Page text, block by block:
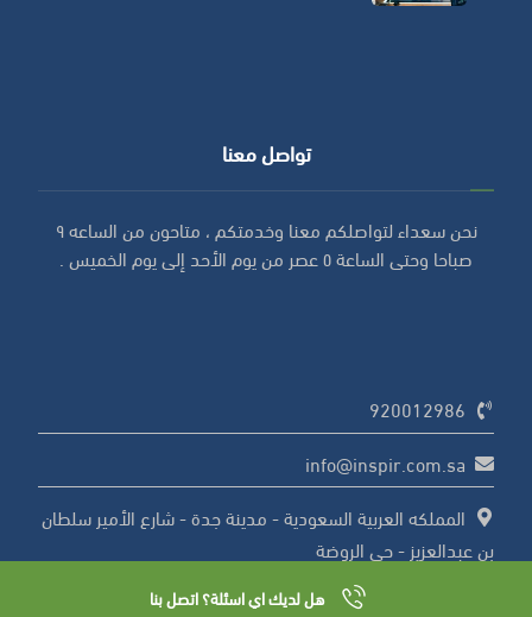
تواصل معنا
نحن سعداء لتواصلكم معنا وخدمتكم ، متاحون من الساعه ٩
صباحا وحتى الساعة ٥ عصر من يوم الأحد إلى يوم الخميس .
920012986
info@inspir.com.sa
المملكه العربية السعودية - مدينة جدة - شارع الأمير سلطان
بن عبدالعزيز - حي الروضة
هل لديك اي اسئلة؟ اتصل بنا